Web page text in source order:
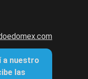
a nuestro
las